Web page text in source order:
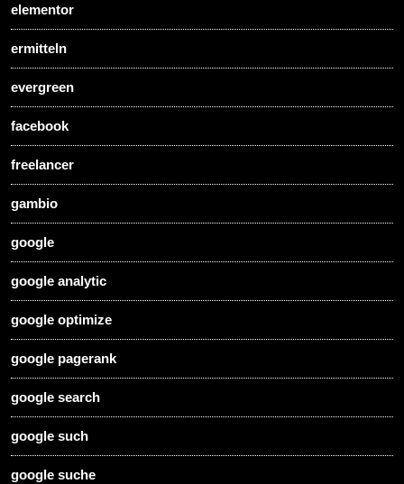
elementor
ermitteln
evergreen
facebook
freelancer
gambio
google
google analytic
google optimize
google pagerank
google search
google such
google suche